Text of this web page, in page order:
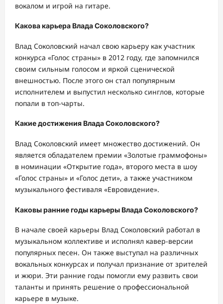
вокалом и игрой на гитаре.
Какова карьера Влада Соколовского?
Влад Соколовский начал свою карьеру как участник
конкурса «Голос страны» в 2012 году, где запомнился
своим сильным голосом и яркой сценической
внешностью. После этого он стал популярным
исполнителем и выпустил несколько синглов, которые
попали в топ-чарты.
Какие достижения Влада Соколовского?
Влад Соколовский имеет множество достижений. Он
является обладателем премии «Золотые граммофоны»
в номинации «Открытие года», второго места в шоу
«Голос страны» и «Голос дети», а также участником
музыкального фестиваля «Евровидение».
Каковы ранние годы карьеры Влада Соколовского?
В начале своей карьеры Влад Соколовский работал в
музыкальном коллективе и исполнял кавер-версии
популярных песен. Он также выступал на различных
вокальных конкурсах и получал признание от зрителей
и жюри. Эти ранние годы помогли ему развить свои
таланты и принять решение о профессиональной
карьере в музыке.